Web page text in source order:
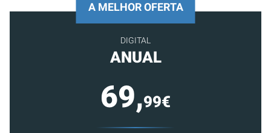
A MELHOR OFERTA
DIGITAL
ANUAL
69,99€